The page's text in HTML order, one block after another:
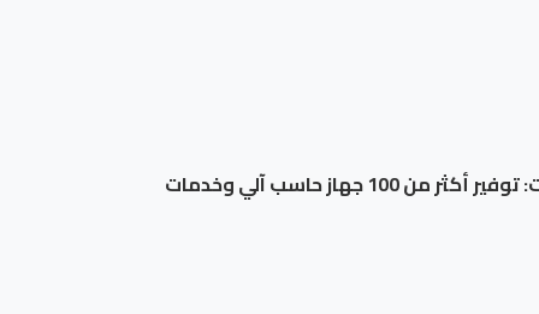
جامعة المنيا تواصل استقبال طلاب المرحلة الأولى بمعامل التنسيق الالكتروني للقبول بالجامعات د. عصام فرحات: توفير أكثر من 100 جهاز حاسب آلي وخدمات